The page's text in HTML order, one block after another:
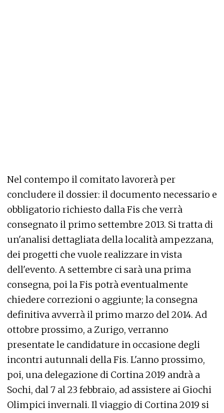
Nel contempo il comitato lavorerà per
concludere il dossier: il documento necessario e
obbligatorio richiesto dalla Fis che verrà
consegnato il primo settembre 2013. Si tratta di
un'analisi dettagliata della località ampezzana,
dei progetti che vuole realizzare in vista
dell'evento. A settembre ci sarà una prima
consegna, poi la Fis potrà eventualmente
chiedere correzioni o aggiunte; la consegna
definitiva avverrà il primo marzo del 2014. Ad
ottobre prossimo, a Zurigo, verranno
presentate le candidature in occasione degli
incontri autunnali della Fis. L'anno prossimo,
poi, una delegazione di Cortina 2019 andrà a
Sochi, dal 7 al 23 febbraio, ad assistere ai Giochi
Olimpici invernali. Il viaggio di Cortina 2019 si